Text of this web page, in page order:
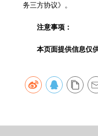
务三方协议》。
注意事项：
本页面提供信息仅